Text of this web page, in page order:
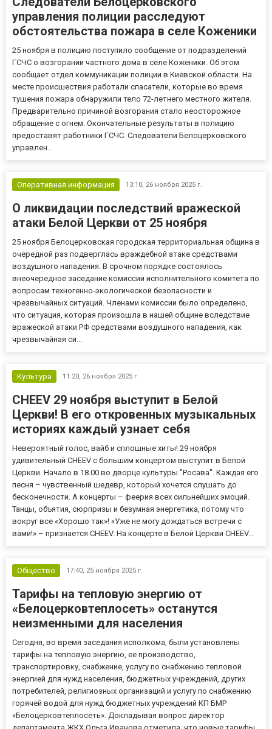
управления полиции расследуют
обстоятельства пожара в селе Коженики
25 ноября в полицию поступило сообщение от подразделений
ГСЧС о возгорании частного дома в селе Коженики. Об этом
сообщает отдел коммуникации полиции в Киевской области. На
месте происшествия работали спасатели, которые во время
тушения пожара обнаружили тело 72-летнего местного жителя.
Предварительно причиной возгорания стало неосторожное
обращение с огнем. Окончательные результаты в полицию
предоставят работники ГСЧС. Следователи Белоцерковского
управлен...
Оперативная информация 13:10, 26 ноября 2025 г.
О ликвидации последствий вражеской
атаки Белой Церкви от 25 ноября
25 ноября Белоцерковская городская территориальная община в
очередной раз подверглась враждебной атаке средствами
воздушного нападения. В срочном порядке состоялось
внеочередное заседание комиссии исполнительного комитета по
вопросам техногенно-экологической безопасности и
чрезвычайных ситуаций. Членами комиссии было определено,
что ситуация, которая произошла в нашей общине вследствие
вражеской атаки РФ средствами воздушного нападения, как
чрезвычайная си...
Культура 11:20, 26 ноября 2025 г.
CHEEV 29 ноября выступит в Белой
Церкви! В его откровенных музыкальных
историях каждый узнает себя
Невероятный голос, вайб и сплошные хиты! 29 ноября
удивительный CHEEV с большим концертом выступит в Белой
Церкви. Начало в 18.00 во дворце культуры "Росава". Каждая его
песня – чувственный шедевр, который хочется слушать до
бесконечности. А концерты – феерия всех сильнейших эмоций.
Танцы, объятия, сюрпризы и безумная энергетика, потому что
вокруг все «Хорошо так»! «Уже не могу дождаться встречи с
вами!» – признается CHEEV. На концерте в Белой Церкви CHEEV...
Общество 17:40, 25 ноября 2025 г.
Тарифы на тепловую энергию от
«Белоцерковтеплосеть» останутся
неизменными для населения
Сегодня, во время заседания исполкома, были установлены
тарифы на тепловую энергию, ее производство,
транспортировку, снабжение, услугу по снабжению тепловой
энергией для нужд населения, бюджетных учреждений, других
потребителей, религиозных организаций и услугу по снабжению
горячей водой для нужд бюджетных учреждений КП БМР
«Белоцерковтеплосеть». Докладывая вопрос директор